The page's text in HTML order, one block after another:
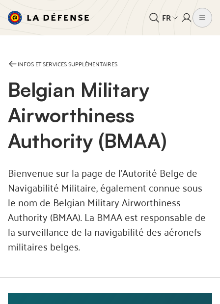
FR
INFOS ET SERVICES SUPPLÉMENTAIRES
Belgian Military
Airworthiness
Authority (BMAA)
Bienvenue sur la page de l'Autorité Belge de
Navigabilité Militaire, également connue sous
le nom de Belgian Military Airworthiness
Authority (BMAA). La BMAA est responsable de
la surveillance de la navigabilité des aéronefs
militaires belges.